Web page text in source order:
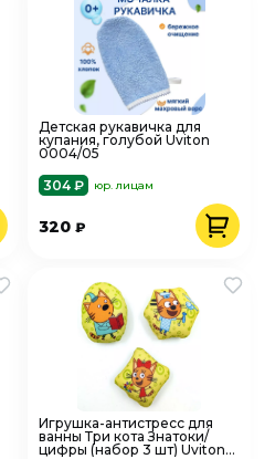
Детская рукавичка для
купания, голубой Uviton
0004/05
304 ₽
юр. лицам
320₽
Игрушка-антистресс для
ванны Три кота Знатоки/
цифры (набор 3 шт) Uviton